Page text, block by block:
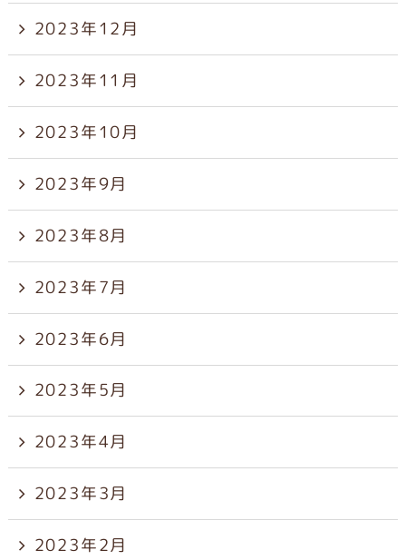
2023年12月
2023年11月
2023年10月
2023年9月
2023年8月
2023年7月
2023年6月
2023年5月
2023年4月
2023年3月
2023年2月